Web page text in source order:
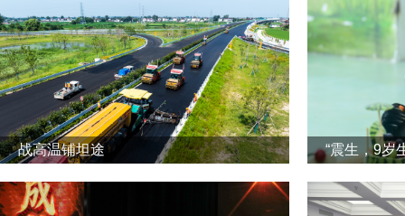
战高温铺坦途 “震生，9岁